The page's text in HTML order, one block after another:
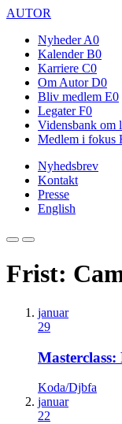
AUTOR
Nyheder A0
Kalender B0
Karriere C0
Om Autor D0
Bliv medlem E0
Legater F0
Vidensbank om
Medlem i fokus
Nyhedsbrev
Kontakt
Presse
English
Frist:
januar
29
Koda/Djbfa
januar
22